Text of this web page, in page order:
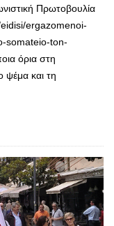
Πρωτοβουλία
ergazomenoi-
somateio-ton-
όρια στη
ψέμα και τη